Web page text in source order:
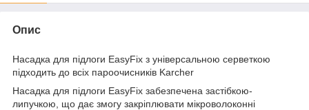
Опис
Насадка для підлоги EasyFix з універсальною серветкою
підходить до всіх пароочисників Karcher
Насадка для підлоги EasyFix забезпечена застібкою-
липучкою, що дає змогу закріплювати мікроволоконні